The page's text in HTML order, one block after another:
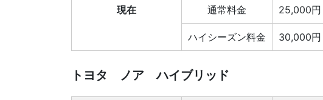
現在 通常料金 25,000円
ハイシーズン料金 30,000円
トヨタ ノア ハイブリッド